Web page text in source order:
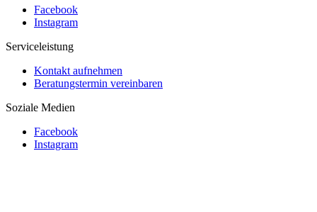
Facebook
Instagram
Serviceleistung
Kontakt aufnehmen
Beratungstermin vereinbaren
Soziale Medien
Facebook
Instagram